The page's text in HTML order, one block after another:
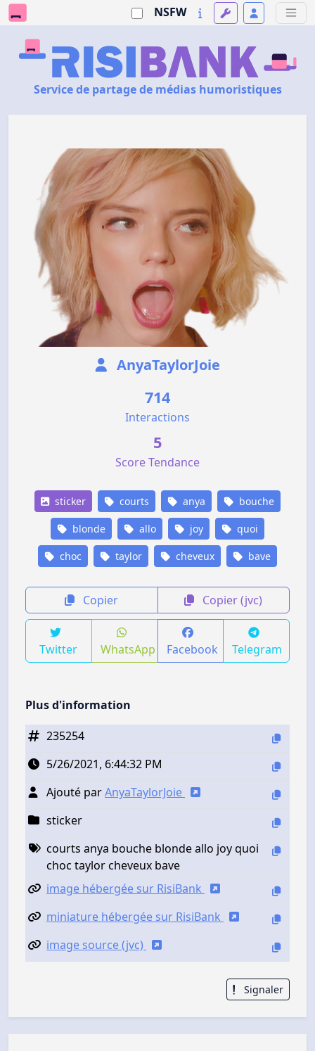
NSFW
Service de partage de médias humoristiques
AnyaTaylorJoie
714
Interactions
5
Score Tendance
sticker courts anya bouche
blonde allo joy quoi
choc taylor cheveux bave
Copier Copier (jvc)
Twitter WhatsApp Facebook Telegram
Plus d'information
235254
5/26/2021, 6:44:32 PM
Ajouté parAnyaTaylorJoie
sticker
courts anya bouche blonde allo joy quoi
choc taylor cheveux bave
image hébergée sur RisiBank
miniature hébergée sur RisiBank
image source (jvc)
Signaler